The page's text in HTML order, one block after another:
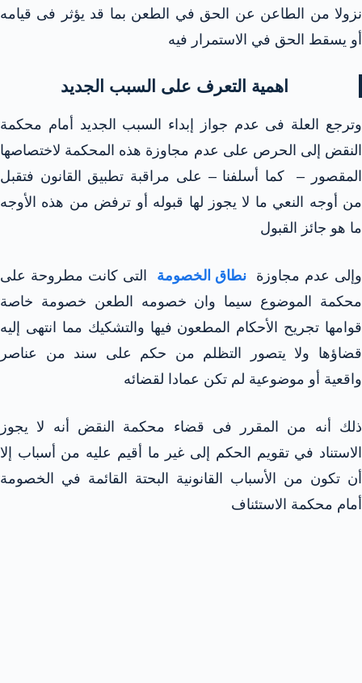
نزولا من الطاعن عن الحق في الطعن بما قد يؤثر فى قيامه
أو يسقط الحق في الاستمرار فيه
اهمية التعرف على السبب الجديد
وترجع العلة فى عدم جواز إبداء السبب الجديد أمام محكمة
النقض إلى الحرص على عدم مجاوزة هذه المحكمة لاختصاصها
المقصور – كما أسلفنا – على مراقبة تطبيق القانون فتقبل
من أوجه النعي ما لا يجوز لها قبوله أو ترفض من هذه الأوجه
ما هو جائز القبول
وإلى عدم مجاوزة نطاق الخصومة
التى كانت مطروحة على
محكمة الموضوع سيما وان خصومه الطعن خصومة خاصة
قوامها تجريح الأحكام المطعون فيها والتشكيك مما انتهى إليه
قضاؤها ولا يتصور التظلم من حكم على سند من عناصر
واقعية أو موضوعية لم تكن عمادا لقضائه
ذلك أنه من المقرر فى قضاء محكمة النقض أنه لا يجوز
الاستناد في تقويم الحكم إلى غير ما أقيم عليه من أسباب إلا
أن تكون من الأسباب القانونية البحتة القائمة في الخصومة
أمام محكمة الاستئناف